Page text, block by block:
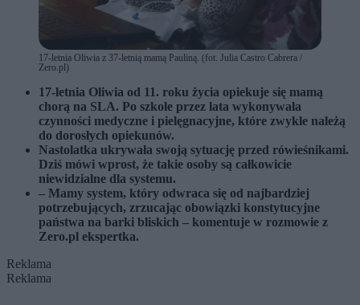
17-letnia Oliwia z 37-letnią mamą Pauliną. (fot. Julia Castro Cabrera /
Zero.pl)
17-letnia Oliwia od 11. roku życia opiekuje się mamą
chorą na SLA. Po szkole przez lata wykonywała
czynności medyczne i pielęgnacyjne, które zwykle należą
do dorosłych opiekunów.
Nastolatka ukrywała swoją sytuację przed rówieśnikami.
Dziś mówi wprost, że takie osoby są całkowicie
niewidzialne dla systemu.
– Mamy system, który odwraca się od najbardziej
potrzebujących, zrzucając obowiązki konstytucyjne
państwa na barki bliskich – komentuje w rozmowie z
Zero.pl ekspertka.
Reklama
Reklama